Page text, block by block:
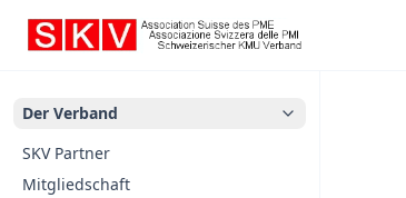
Der Verband
SKV Partner
Mitgliedschaft